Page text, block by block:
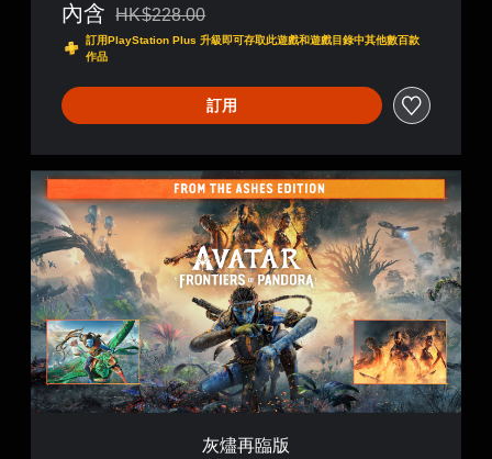
內含 折扣前原價為HK$228.00
HK$228.00
訂用PlayStation Plus 升級即可存取此遊戲和遊戲目錄中其他數百款
作品
訂用
灰
燼
再
臨
版
灰燼再臨版